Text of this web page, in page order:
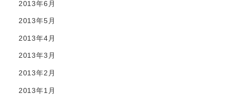
2013年6月
2013年5月
2013年4月
2013年3月
2013年2月
2013年1月